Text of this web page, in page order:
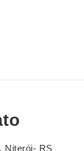
Niterói- RS